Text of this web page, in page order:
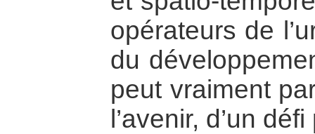
opérateurs de
du
peut vraiment
l’avenir, d’un